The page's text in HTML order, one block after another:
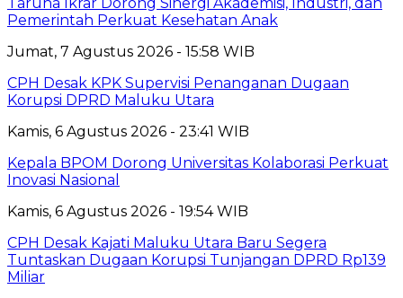
Pemerintah Perkuat Kesehatan Anak
Jumat, 7 Agustus 2026 - 15:58 WIB
CPH Desak KPK Supervisi Penanganan Dugaan
Korupsi DPRD Maluku Utara
Kamis, 6 Agustus 2026 - 23:41 WIB
Kepala BPOM Dorong Universitas Kolaborasi Perkuat
Inovasi Nasional
Kamis, 6 Agustus 2026 - 19:54 WIB
CPH Desak Kajati Maluku Utara Baru Segera
Tuntaskan Dugaan Korupsi Tunjangan DPRD Rp139
Miliar